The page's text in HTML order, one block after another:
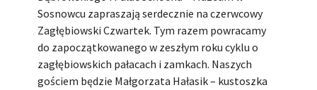
Sosnowcu zapraszają serdecznie na czerwcowy
Zagłębiowski Czwartek. Tym razem powracamy
do zapoczątkowanego w zeszłym roku cyklu o
zagłębiowskich pałacach i zamkach. Naszych
gościem będzie Małgorzata Hałasik – kustoszka